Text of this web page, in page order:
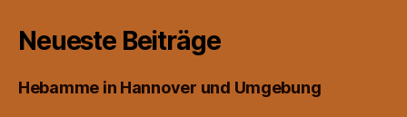
Neueste Beiträge
Hebamme in Hannover und Umgebung